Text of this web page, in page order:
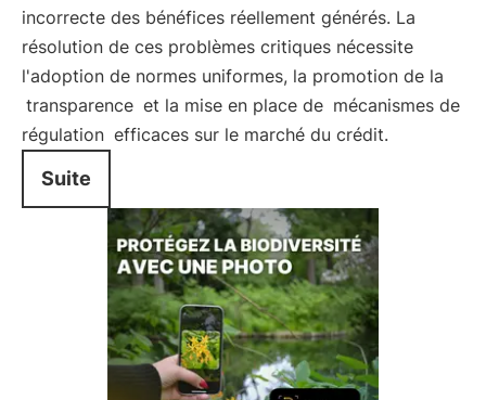
incorrecte des bénéfices réellement générés. La
résolution de ces problèmes critiques nécessite
l'adoption de normes uniformes, la promotion de la
transparence et la mise en place de mécanismes de
régulation efficaces sur le marché du crédit.
Suite